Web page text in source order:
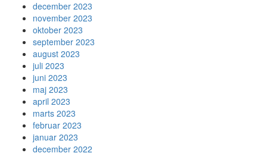
december 2023
november 2023
oktober 2023
september 2023
august 2023
juli 2023
juni 2023
maj 2023
april 2023
marts 2023
februar 2023
januar 2023
december 2022